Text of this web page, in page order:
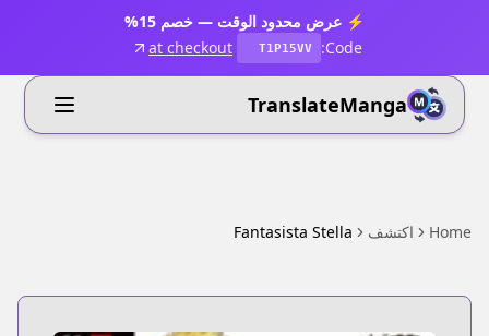
⚡ عرض محدود الوقت — خصم 15%
Code:
T1P15VV
at checkout
TranslateManga
Home اكتشف Fantasista Stella